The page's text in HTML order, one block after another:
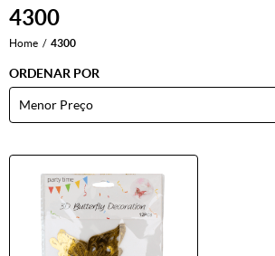
4300
Home 4300
ORDENAR POR
Menor Preço